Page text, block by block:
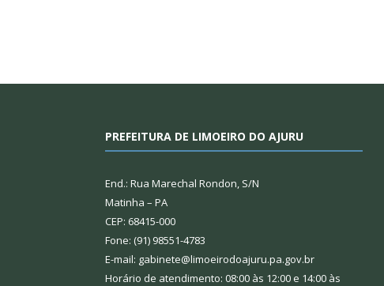
PREFEITURA DE LIMOEIRO DO AJURU
End.: Rua Marechal Rondon, S/N
Matinha – PA
CEP: 68415-000
Fone: (91) 98551-4783
E-mail: gabinete@limoeirodoajuru.pa.gov.br
Horário de atendimento: 08:00 às 12:00 e 14:00 às